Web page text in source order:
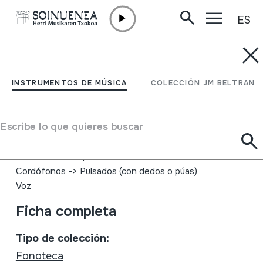
INSTRUMENTOS DE MÚSICA COLECCIÓN JM BELTRAN
Escribe lo que quieres buscar
ES
Madridejos, Agrupación
Autor Agrupació folklórica de Madridejos
Idiófonos->Golpeados->Indirectamente
Cordófonos -> Pulsados (con dedos o púas)
Voz
Ficha completa
Tipo de colección:
Fonoteca